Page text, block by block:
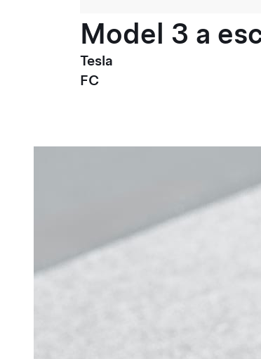
Model 3 a
Tesla
FC